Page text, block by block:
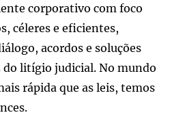
corporativo com foco
céleres e eficientes,
acordos e soluções
litígio judicial. No mundo
rápida que as leis, temos